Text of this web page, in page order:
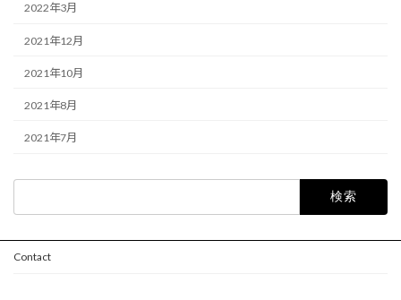
2022年3月
2021年12月
2021年10月
2021年8月
2021年7月
Contact